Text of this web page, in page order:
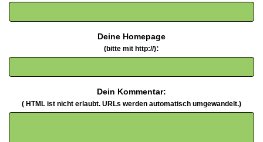
Deine Homepage
(bitte mit http://):
Dein Kommentar:
( HTML ist nicht erlaubt. URLs werden automatisch umgewandelt.)